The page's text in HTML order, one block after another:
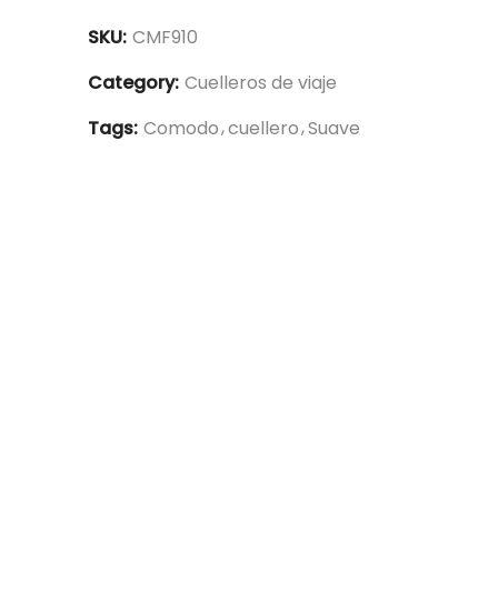
SKU: CMF910
Category: Cuelleros de viaje
Tags: Comodo cuellero Suave